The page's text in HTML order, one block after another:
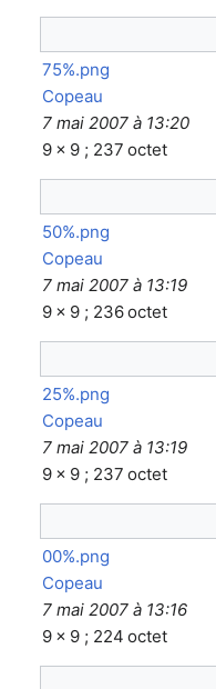
75%.png
Copeau
7 mai 2007 à 13:20
9 × 9 ; 237 octet
50%.png
Copeau
7 mai 2007 à 13:19
9 × 9 ; 236 octet
25%.png
Copeau
7 mai 2007 à 13:19
9 × 9 ; 237 octet
00%.png
Copeau
7 mai 2007 à 13:16
9 × 9 ; 224 octet